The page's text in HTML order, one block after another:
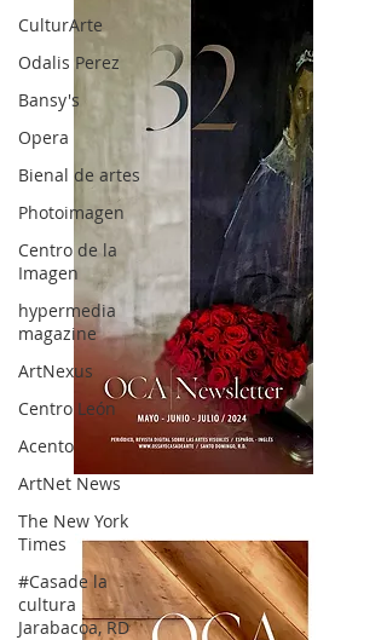
CulturArte
Odalis Perez
Bansy's
Opera
Bienal de artes
Photoimagen
Centro de la
Imagen
hypermedia
magazine
ArtNexus
Centro León
Acento
ArtNet News
The New York
Times
#Casade la
cultura
Jarabacoa, RD
OCA|News 32/ Mayo-Junio-Julio, 2023